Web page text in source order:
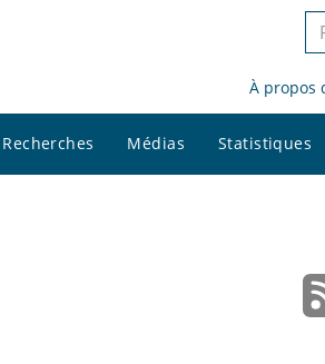
le
À propos
Recherches Médias Statistiques